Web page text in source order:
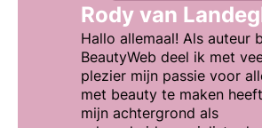
Rody van
Hallo allemaal! Als auteur
BeautyWeb deel ik met
plezier mijn passie voor
met beauty te maken
mijn achtergrond als